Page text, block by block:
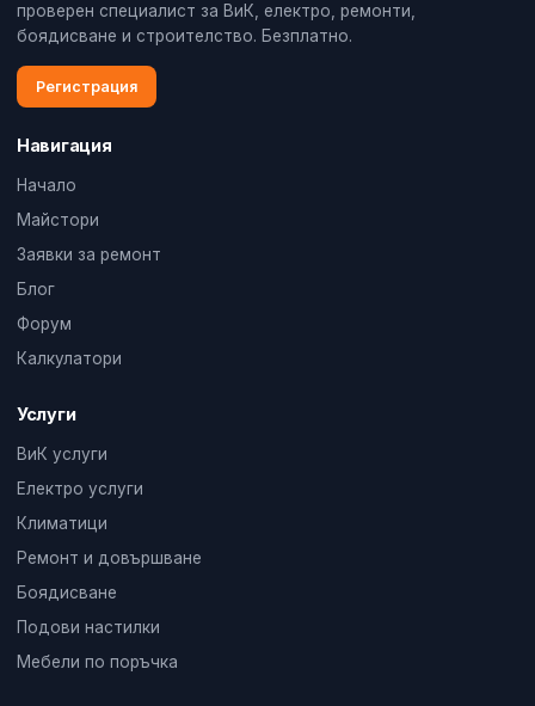
проверен специалист за ВиК, електро, ремонти,
боядисване и строителство. Безплатно.
Регистрация
Навигация
Начало
Майстори
Заявки за ремонт
Блог
Форум
Калкулатори
Услуги
ВиК услуги
Електро услуги
Климатици
Ремонт и довършване
Боядисване
Подови настилки
Мебели по поръчка